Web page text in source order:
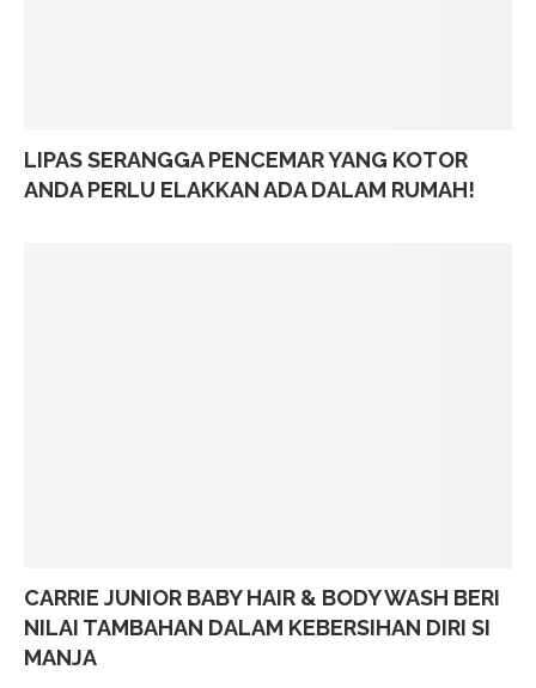
LIPAS SERANGGA PENCEMAR YANG KOTOR
ANDA PERLU ELAKKAN ADA DALAM RUMAH!
CARRIE JUNIOR BABY HAIR & BODY WASH BERI
NILAI TAMBAHAN DALAM KEBERSIHAN DIRI SI
MANJA